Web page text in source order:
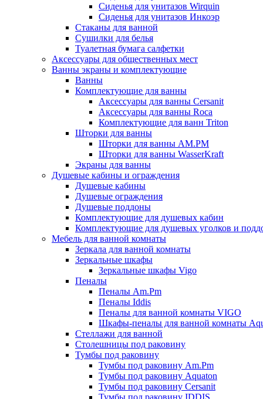
Сиденья для унитазов Wirquin
Сиденья для унитазов Инкоэр
Стаканы для ванной
Сушилки для белья
Туалетная бумага салфетки
Аксессуары для общественных мест
Ванны экраны и комплектующие
Ванны
Комплектующие для ванны
Аксессуары для ванны Cersanit
Аксессуары для ванны Roca
Комплектующие для ванн Triton
Шторки для ванны
Шторки для ванны AM.PM
Шторки для ванны WasserKraft
Экраны для ванны
Душевые кабины и ограждения
Душевые кабины
Душевые ограждения
Душевые поддоны
Комплектующие для душевых кабин
Комплектующие для душевых уголков и
Мебель для ванной комнаты
Зеркала для ванной комнаты
Зеркальные шкафы
Зеркальные шкафы Vigo
Пеналы
Пеналы Am.Pm
Пеналы Iddis
Пеналы для ванной комнаты VIGO
Шкафы-пеналы для ванной комнаты
Стеллажи для ванной
Столешницы под раковину
Тумбы под раковину
Тумбы под раковину Am.Pm
Тумбы под раковину Aquaton
Тумбы под раковину Cersanit